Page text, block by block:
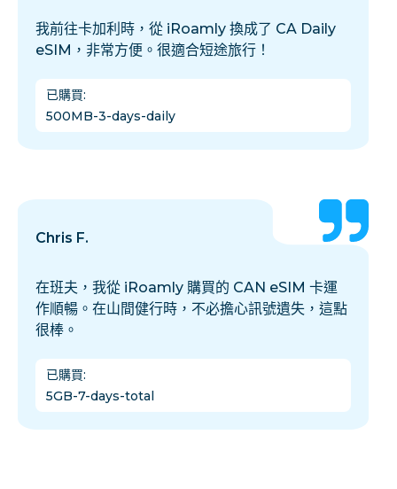
我前往卡加利時，從 iRoamly 換成了 CA Daily
eSIM，非常方便。很適合短途旅行！
已購買:
500MB-3-days-daily
Chris F.
在班夫，我從 iRoamly 購買的 CAN eSIM 卡運
作順暢。在山間健行時，不必擔心訊號遺失，這點
很棒。
已購買:
5GB-7-days-total